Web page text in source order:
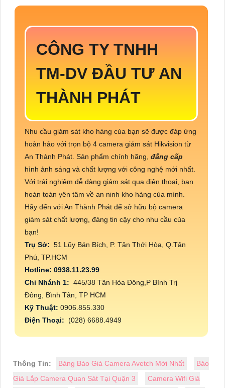
CÔNG TY TNHH
TM-DV ĐẦU TƯ AN
THÀNH PHÁT
Nhu cầu giám sát kho hàng của bạn sẽ được đáp ứng
hoàn hảo với trọn bộ 4 camera giám sát Hikvision từ
An Thành Phát. Sản phẩm chính hãng, đẳng cấp
hình ảnh sáng và chất lượng với công nghệ mới nhất.
Với trải nghiệm dễ dàng giám sát qua điện thoại, bạn
hoàn toàn yên tâm về an ninh kho hàng của mình.
Hãy đến với An Thành Phát để sở hữu bộ camera
giám sát chất lượng, đáng tin cậy cho nhu cầu của
bạn!
Trụ Sở: 51 Lũy Bán Bích, P. Tân Thới Hòa, Q.Tân
Phú, TP.HCM
Hotline: 0938.11.23.99
Chi Nhánh 1: 445/38 Tân Hòa Đông,P Bình Trị
Đông, Bình Tân, TP HCM
Kỹ Thuật: 0906.855.330
Điện Thoại: (028) 6688.4949
Thông Tin: Bảng Báo Giá Camera Avetch Mới Nhất
Báo
Giá Lắp Camera Quan Sát Tại Quận 3
Camera Wifi Giá